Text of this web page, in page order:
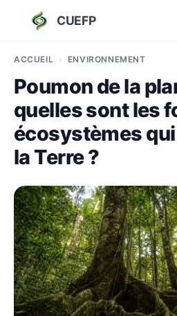
CUEFP
ACCUEIL ENVIRONNEMENT
Poumon de la
quelles sont les
écosystèmes
la Terre ?